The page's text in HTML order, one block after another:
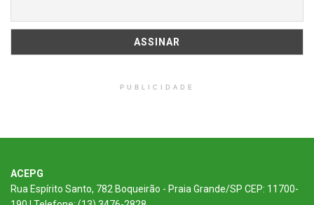
PUBLICIDADE
ACEPG
Rua Espírito Santo, 782 Boqueirão - Praia Grande/SP CEP: 11700-